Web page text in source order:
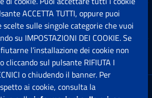
: Via Ciro il Grande, 21
ACCETTA TUTTI, oppure puoi
sulle singole categorie che vuoi
su IMPOSTAZIONI DEI COOKIE. Se
l’installazione dei cookie non
cliccando sul pulsante RIFIUTA I
o chiudendo il banner. Per
ai cookie, consulta la